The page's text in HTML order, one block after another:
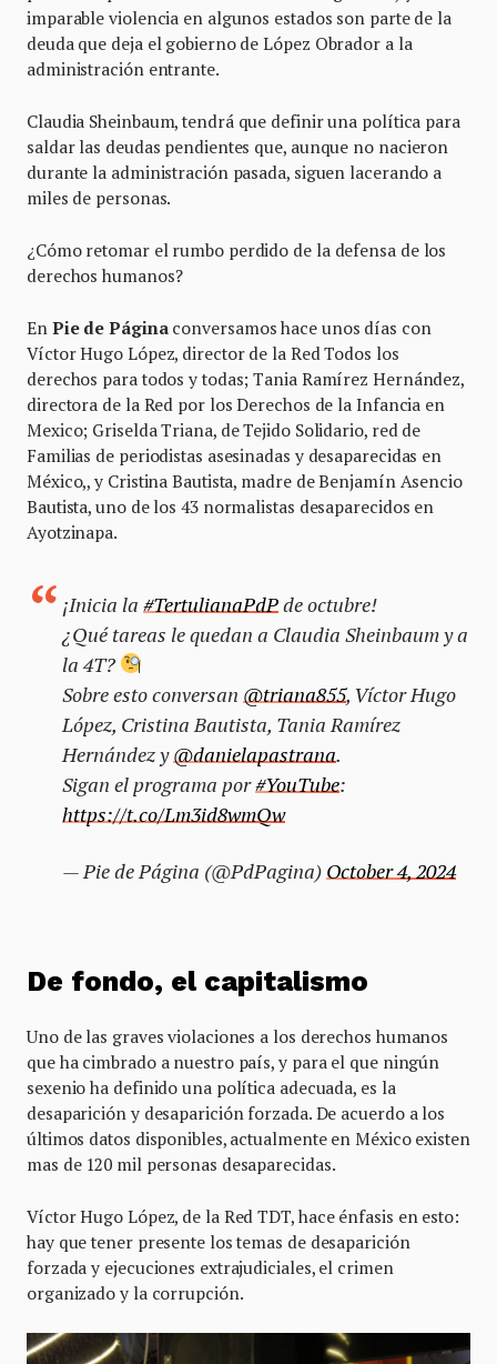
imparable violencia en algunos estados son parte de la
deuda que deja el gobierno de López Obrador a la
administración entrante.
Claudia Sheinbaum, tendrá que definir una política para
saldar las deudas pendientes que, aunque no nacieron
durante la administración pasada, siguen lacerando a
miles de personas.
¿Cómo retomar el rumbo perdido de la defensa de los
derechos humanos?
En Pie de Páginaconversamos hace unos días con
Víctor Hugo López, director de la Red Todos los
derechos para todos y todas; Tania Ramírez Hernández,
directora de la Red por los Derechos de la Infancia en
Mexico; Griselda Triana, de Tejido Solidario, red de
Familias de periodistas asesinadas y desaparecidas en
México,, y Cristina Bautista, madre de Benjamín Asencio
Bautista, uno de los 43 normalistas desaparecidos en
Ayotzinapa.
¡Inicia la #TertulianaPdPde octubre!
¿Qué tareas le quedan a Claudia Sheinbaum y a
la 4T?
Sobre esto conversan @triana855, Víctor Hugo
López, Cristina Bautista, Tania Ramírez
Hernández y@danielapastrana.
Sigan el programa por#YouTube:
https://t.co/Lm3id8wmQw
— Pie de Página (@PdPagina) October 4, 2024
De fondo, el capitalismo
Uno de las graves violaciones a los derechos humanos
que ha cimbrado a nuestro país, y para el que ningún
sexenio ha definido una política adecuada, es la
desaparición y desaparición forzada. De acuerdo a los
últimos datos disponibles, actualmente en México existen
mas de 120 mil personas desaparecidas.
Víctor Hugo López, de la Red TDT, hace énfasis en esto:
hay que tener presente los temas de desaparición
forzada y ejecuciones extrajudiciales, el crimen
organizado y la corrupción.